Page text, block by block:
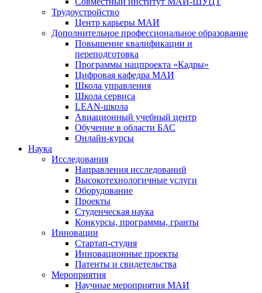
Трудоустройство
Центр карьеры МАИ
Дополнительное профессиональное образование
Повышение квалификации и
переподготовка
Программы нацпроекта «Кадры»
Цифровая кафедра МАИ
Школа управления
Школа сервиса
LEAN-школа
Авиационный учебный центр
Обучение в области БАС
Онлайн-курсы
Наука
Исследования
Направления исследований
Высокотехнологичные услуги
Оборудование
Проекты
Студенческая наука
Конкурсы, программы, гранты
Инновации
Стартап-студия
Инновационные проекты
Патенты и свидетельства
Мероприятия
Научные мероприятия МАИ